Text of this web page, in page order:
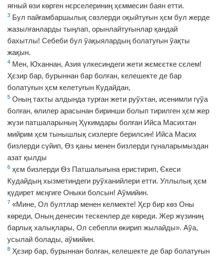
яғный ѳзи кѳрген нєрселериниң ҳєммесин баян етти.
3 Бул пайғамбаршылық сѳзлерди оқыйтуғын ҳєм бул жерде
жазылғанларды тыңлап, орынлайтуғынлар қандай
бахытлы! Себеби бул ўақыялардың болатуғын ўақты
жақын.
4 Мен, Юханнан, Азия үлкесиндеги жети жємєєтке сєлем!
Ҳєзир бар, бурыннан бар болған, келешекте де бар
болатуғын ҳєм келетуғын Кудайдан,
5 Оның тахты алдында турған жети руўхтан, исенимли гүўа
болған, ѳлилер арасынан биринши болып тирилген ҳєм жер
жүзи патшаларының Ҳүкимдары болған Ийса Масихтан
мийрим ҳєм тынышлық сизлерге берилсин! Ийса Масих
бизлерди сүйип, Ѳз қаны менен бизлерди гүналарымыздан
азат қылды
6 ҳєм бизлерди Ѳз Патшалығына еристирип, Єкеси
Кудайдың хызметиндеги руўханийлери етти. Уллылық ҳєм
қүдирет мєңгиге Оныки болсын! Аўмийин.
7 «Мине, Ол бултлар менен келмекте! Ҳєр бир кѳз Оны
кѳреди, Оның денесин тескенлер де кѳреди. Жер жүзиниң
барлық халықлары, Ол себепли ѳкирип жылайды». Аўа,
усылай болады, аўмийин.
8 Ҳєзир бар, бурыннан болған, келешекте де бар болатуғын